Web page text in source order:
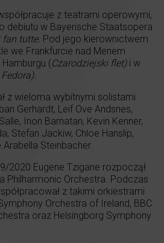
z teatrami operowymi,
debiutu w Bayerische Staatsopera
fan tutte. Pod jego kierownictwem
we Frankfurcie nad Menem
Hamburgu (Czarodziejski flet) i w
Fedora).
z wieloma wybitnymi solistami
Gerhardt, Leif Ove Andsnes,
Inon Barnatan, Kevin Kenner,
Stefan Jackiw, Chloe Hanslip,
Steinbacher.
2020 Eugene Tzigane rozpoczął
Philharmonic Orchestra. Podczas
z takimi orkiestrami
Orchestra of Ireland, BBC
oraz Helsingborg Symphony